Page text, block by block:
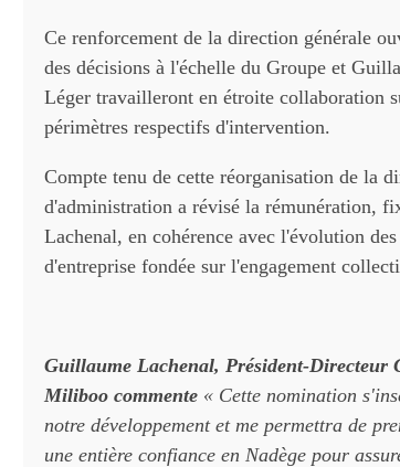
Ce renforcement de la direction générale
des décisions à l'échelle du Groupe et
Léger travailleront en étroite collaboration
périmètres respectifs d'intervention.
Compte tenu de cette réorganisation de la
d'administration a révisé la rémunération,
Lachenal, en cohérence avec l'évolution
d'entreprise fondée sur l'engagement
Guillaume Lachenal, Président-Directeur
Miliboo commente « Cette nomination
notre développement et me permettra de
une entière confiance en Nadège pour